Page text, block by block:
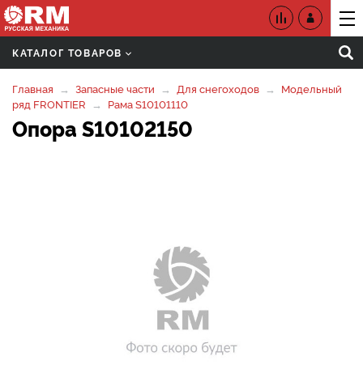
КАТАЛОГ ТОВАРОВ
Главная Запасные части Для снегоходов
Модельный
ряд FRONTIER
Рама S10101110
Опора S10102150